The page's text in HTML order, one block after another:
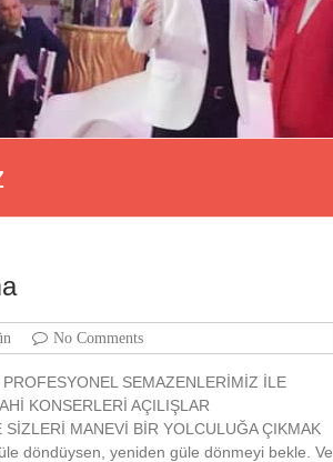
No Comments
SEMAZENLERİMİZ İLE
KONSERLERİ AÇILIŞLAR
MANEVİ BİR YOLCULUĞA ÇIKMAK
döndüysen, yeniden güle dönmeyi bekle. Ve